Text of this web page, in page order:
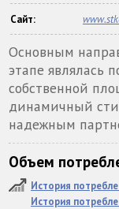
Сайт:
Основным
этапе являлась
собственной
динамичный
надежным
Объем
История
История